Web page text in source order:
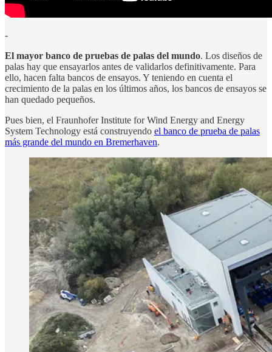
-
El mayor banco de pruebas de palas del mundo. Los diseños de
palas hay que ensayarlos antes de validarlos definitivamente. Para
ello, hacen falta bancos de ensayos. Y teniendo en cuenta el
crecimiento de la palas en los últimos años, los bancos de ensayos se
han quedado pequeños.
Pues bien, el Fraunhofer Institute for Wind Energy and Energy
System Technology está construyendo el banco de prueba de palas
más grande del mundo en Bremerhaven.